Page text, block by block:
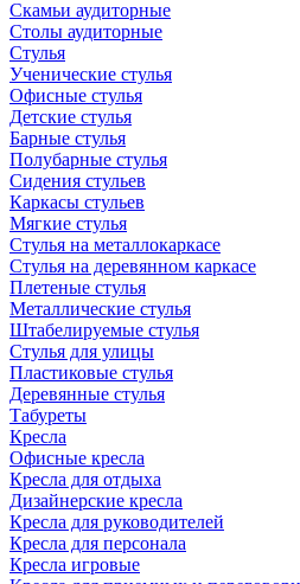
Скамьи аудиторные
Столы аудиторные
Стулья
Ученические стулья
Офисные стулья
Детские стулья
Барные стулья
Полубарные стулья
Сидения стульев
Каркасы стульев
Мягкие стулья
Стулья на металлокаркасе
Стулья на деревянном каркасе
Плетеные стулья
Металлические стулья
Штабелируемые стулья
Стулья для улицы
Пластиковые стулья
Деревянные стулья
Табуреты
Кресла
Офисные кресла
Кресла для отдыха
Дизайнерские кресла
Кресла для руководителей
Кресла для персонала
Кресла игровые